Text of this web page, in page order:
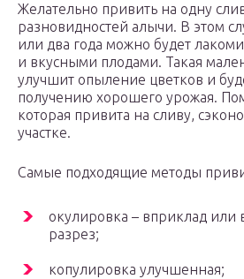
Желательно привить на одну
разновидностей алычи. В этом
или два года можно будет
и вкусными плодами. Такая
улучшит опыление цветков и
получению хорошего урожая.
которая привита на сливу,
участке.
Самые подходящие методы
окулировка – вприклад или
разрез;
копулировка улучшенная;